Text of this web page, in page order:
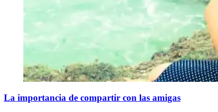
La importancia de compartir con las amigas